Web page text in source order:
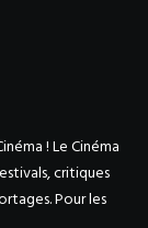
! Le Cinéma
critiques
Pour les